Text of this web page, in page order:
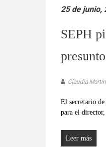
y
de
mismas.
25 de junio,
SEPH
Claudia
El secretario
para el
Leer más